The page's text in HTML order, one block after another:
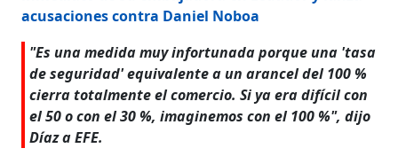
acusaciones contra Daniel Noboa
"Es una medida muy infortunada porque una 'tasa
de seguridad' equivalente a un arancel del 100 %
cierra totalmente el comercio. Si ya era difícil con
el 50 o con el 30 %, imaginemos con el 100 %", dijo
Díaz a EFE.